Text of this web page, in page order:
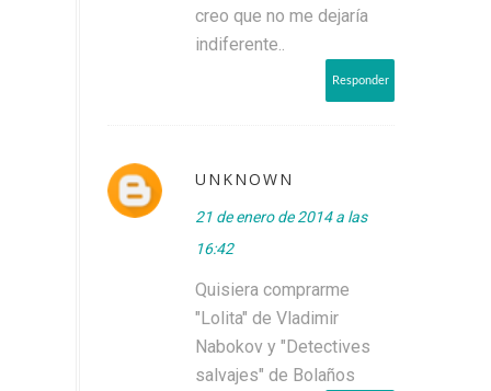
creo que no me dejaría
indiferente..
Responder
UNKNOWN
21 de enero de 2014 a las
16:42
Quisiera comprarme
"Lolita" de Vladimir
Nabokov y "Detectives
salvajes" de Bolaños